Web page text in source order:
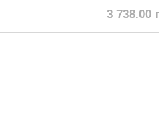
3 738.00